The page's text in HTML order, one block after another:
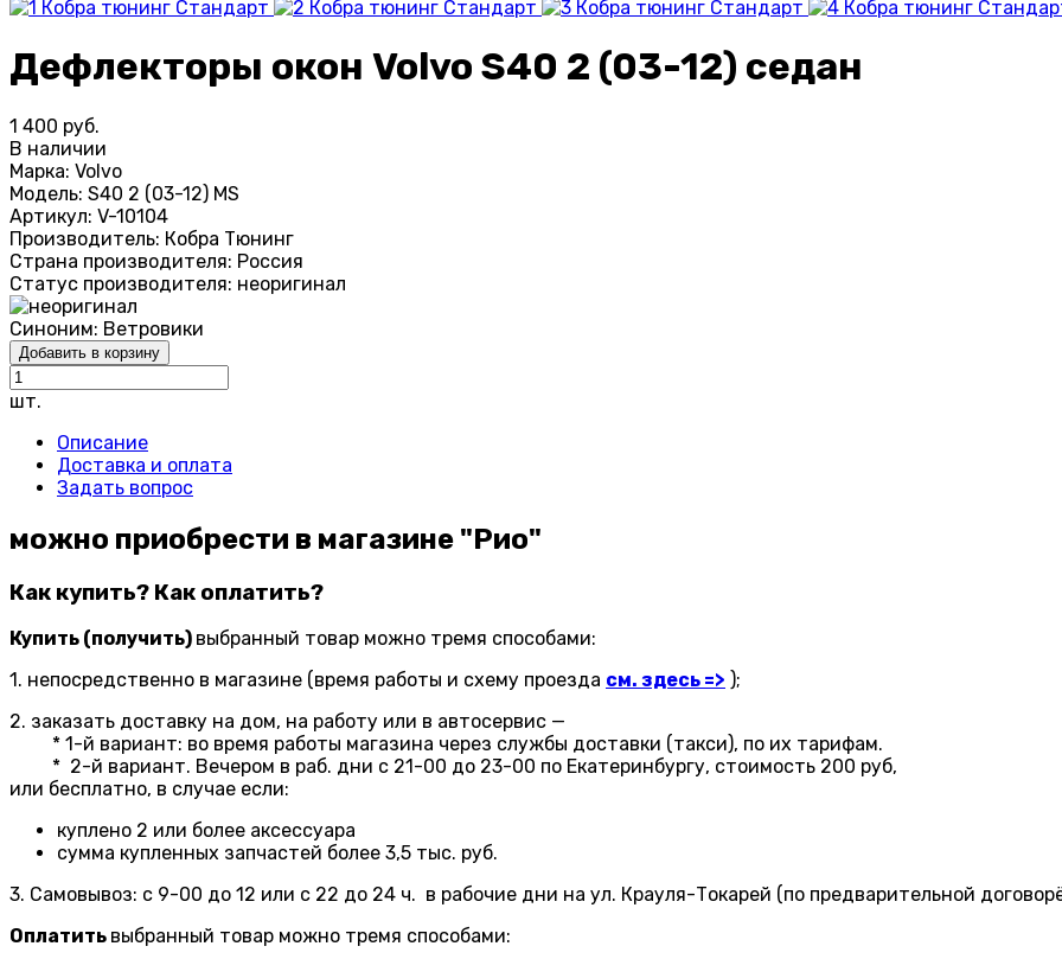
Дефлекторы окон Volvo S40 2 (03-12) седан
1 400 руб.
В наличии
Марка: Volvo
Модель: S40 2 (03-12) MS
Артикул: V-10104
Производитель: Кобра Тюнинг
Страна производителя: Россия
Статус производителя: неоригинал
Синоним: Ветровики
Добавить в корзину
шт.
Описание
Доставка и оплата
Задать вопрос
можно приобрести в магазине "Рио"
Как купить? Как оплатить?
Купить (получить) выбранный товар можно тремя способами:
1. непосредственно в магазине (время работы и схему проезда см. здесь => );
2. заказать доставку на дом, на работу или в автосервис —
* 1-й вариант: во время работы магазина через службы доставки (такси), по их тарифам.
* 2-й вариант. Вечером в раб. дни с 21-00 до 23-00 по Екатеринбургу, стоимость 200 руб,
или бесплатно, в случае если:
куплено 2 или более аксессуара
сумма купленных запчастей более 3,5 тыс. руб.
3. Самовывоз: с 9-00 до 12 или с 22 до 24 ч. в рабочие дни на ул. Крауля-Токарей (по предварительной
Оплатить выбранный товар можно тремя способами: